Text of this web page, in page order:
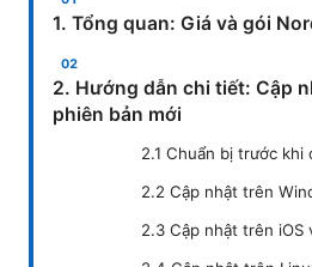
1. Tổng quan: Giá và gói
2. Hướng dẫn chi tiết: Cập
phiên bản mới
2.1 Chuẩn bị trước khi
2.2 Cập nhật trên
2.3 Cập nhật trên iOS